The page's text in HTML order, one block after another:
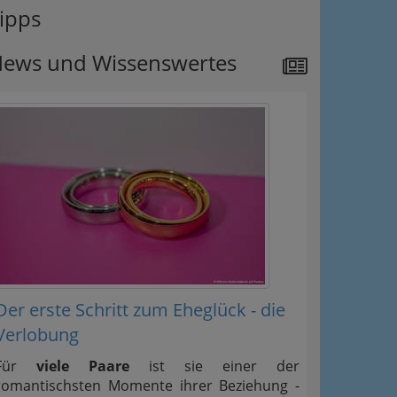
und Wissenswertes
erste Schritt zum Eheglück - die
viele Paare ist sie einer der
Momente ihrer Beziehung -